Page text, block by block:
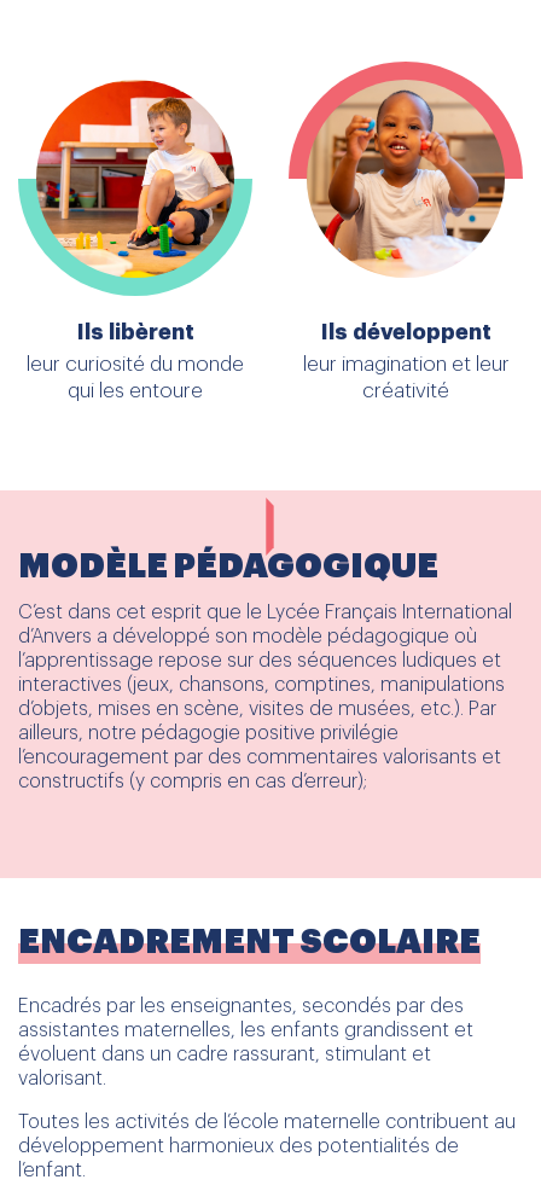
Ils libèrent
leur curiosité du monde
qui les entoure
Ils développent
leur imagination et leur
créativité
MODÈLE PÉDAGOGIQUE
C’est dans cet esprit que le Lycée Français International
d’Anvers a développé son modèle pédagogique où
l’apprentissage repose sur des séquences ludiques et
interactives (jeux, chansons, comptines, manipulations
d’objets, mises en scène, visites de musées, etc.). Par
ailleurs, notre pédagogie positive privilégie
l’encouragement par des commentaires valorisants et
constructifs (y compris en cas d’erreur);
ENCADREMENT SCOLAIRE
Encadrés par les enseignantes, secondés par des
assistantes maternelles, les enfants grandissent et
évoluent dans un cadre rassurant, stimulant et
valorisant.
Toutes les activités de l’école maternelle contribuent au
développement harmonieux des potentialités de
l’enfant.